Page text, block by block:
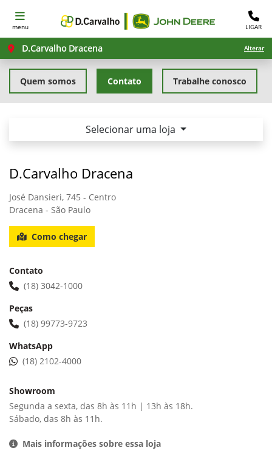
menu LIGAR
D.Carvalho Dracena Alterar
Quem somos Contato Trabalhe conosco
Selecionar uma loja
D.Carvalho Dracena
José Dansieri, 745 - Centro
Dracena - São Paulo
Como chegar
Contato
(18) 3042-1000
Peças
(18) 99773-9723
WhatsApp
(18) 2102-4000
Showroom
Segunda a sexta, das 8h às 11h | 13h às 18h.
Sábado, das 8h às 11h.
Mais informações sobre essa loja